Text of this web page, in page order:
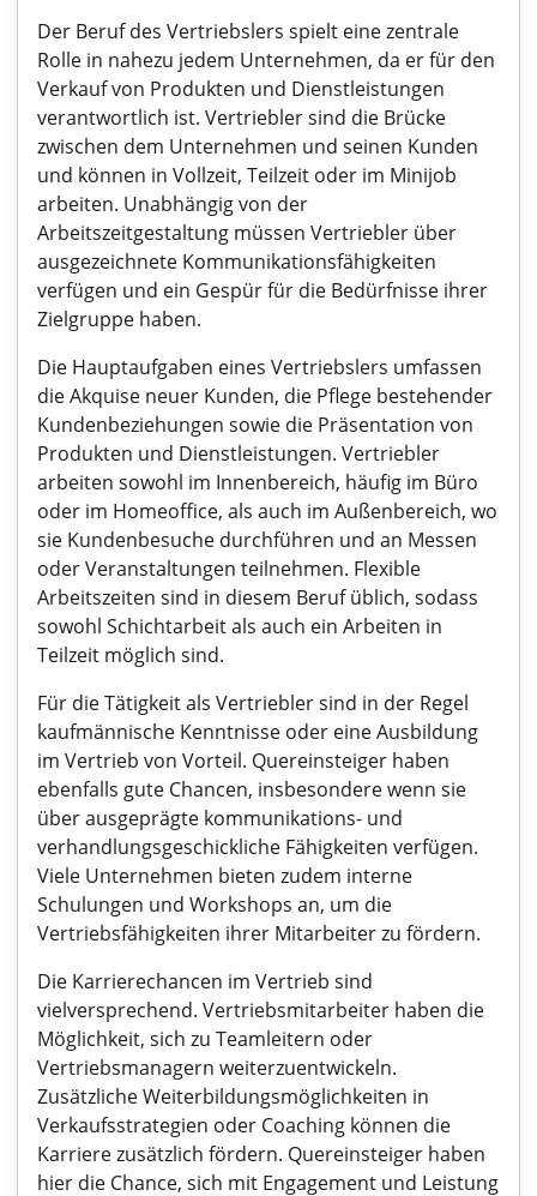
Der Beruf des Vertriebslers spielt eine zentrale
Rolle in nahezu jedem Unternehmen, da er für den
Verkauf von Produkten und Dienstleistungen
verantwortlich ist. Vertriebler sind die Brücke
zwischen dem Unternehmen und seinen Kunden
und können in Vollzeit, Teilzeit oder im Minijob
arbeiten. Unabhängig von der
Arbeitszeitgestaltung müssen Vertriebler über
ausgezeichnete Kommunikationsfähigkeiten
verfügen und ein Gespür für die Bedürfnisse ihrer
Zielgruppe haben.
Die Hauptaufgaben eines Vertriebslers umfassen
die Akquise neuer Kunden, die Pflege bestehender
Kundenbeziehungen sowie die Präsentation von
Produkten und Dienstleistungen. Vertriebler
arbeiten sowohl im Innenbereich, häufig im Büro
oder im Homeoffice, als auch im Außenbereich, wo
sie Kundenbesuche durchführen und an Messen
oder Veranstaltungen teilnehmen. Flexible
Arbeitszeiten sind in diesem Beruf üblich, sodass
sowohl Schichtarbeit als auch ein Arbeiten in
Teilzeit möglich sind.
Für die Tätigkeit als Vertriebler sind in der Regel
kaufmännische Kenntnisse oder eine Ausbildung
im Vertrieb von Vorteil. Quereinsteiger haben
ebenfalls gute Chancen, insbesondere wenn sie
über ausgeprägte kommunikations- und
verhandlungsgeschickliche Fähigkeiten verfügen.
Viele Unternehmen bieten zudem interne
Schulungen und Workshops an, um die
Vertriebsfähigkeiten ihrer Mitarbeiter zu fördern.
Die Karrierechancen im Vertrieb sind
vielversprechend. Vertriebsmitarbeiter haben die
Möglichkeit, sich zu Teamleitern oder
Vertriebsmanagern weiterzuentwickeln.
Zusätzliche Weiterbildungsmöglichkeiten in
Verkaufsstrategien oder Coaching können die
Karriere zusätzlich fördern. Quereinsteiger haben
hier die Chance, sich mit Engagement und Leistung